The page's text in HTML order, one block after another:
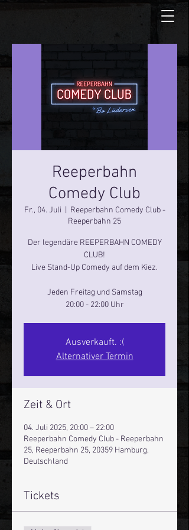
Reeperbahn
Comedy Club
Fr., 04. Juli
Reeperbahn Comedy Club -
Reeperbahn 25
Der legendäre REEPERBAHN COMEDY
CLUB!
Live Stand-Up Comedy auf dem Kiez.
Jeden Freitag und Samstag
20:00 - 22:00 Uhr
Ausverkauft. :(
Alternativer Termin
Zeit & Ort
04. Juli 2025, 20:00 – 22:00
Reeperbahn Comedy Club - Reeperbahn
25, Reeperbahn 25, 20359 Hamburg,
Deutschland
Tickets